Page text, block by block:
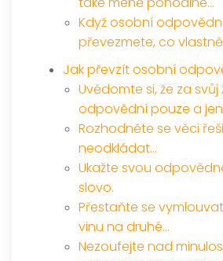
Když osobní
převezmete, co
Jak převzít osobní
Uvědomte si, že za svůj
odpovědní pouze a
Rozhodněte se věci
neodkládat…
Ukažte svou
slovo.
Přestaňte se
vinu na druhé…
Nezoufejte nad